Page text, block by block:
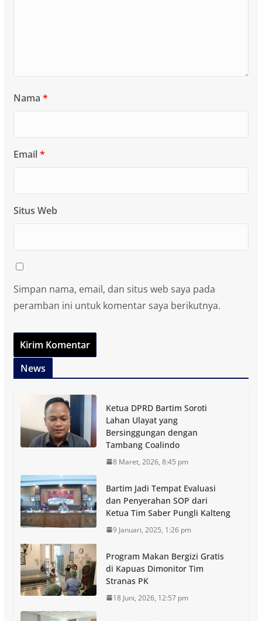
Nama *
Email*
Situs Web
Simpan nama, email, dan situs web saya pada
peramban ini untuk komentar saya berikutnya.
News
Ketua DPRD Bartim Soroti
Lahan Ulayat yang
Bersinggungan dengan
Tambang Coalindo
8 Maret, 2026, 8:45 pm
Bartim Jadi Tempat Evaluasi
dan Penyerahan SOP dari
Ketua Tim Saber Pungli Kalteng
9 Januari, 2025, 1:26 pm
Program Makan Bergizi Gratis
di Kapuas Dimonitor Tim
Stranas PK
18 Juni, 2026, 12:57 pm